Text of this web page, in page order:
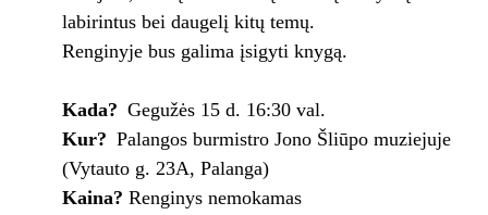
labirintus bei daugelį kitų temų.
Renginyje bus galima įsigyti knygą.
Kada? Gegužės 15 d. 16:30 val.
Kur? Palangos burmistro Jono Šliūpo muziejuje
(Vytauto g. 23A, Palanga)
Kaina? Renginys nemokamas